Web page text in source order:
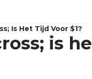
Is Het Tijd Voor $1?
is